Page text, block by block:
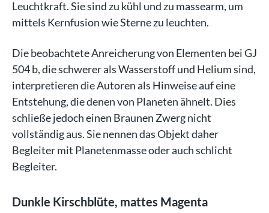
Leuchtkraft. Sie sind zu kühl und zu massearm, um
mittels Kernfusion wie Sterne zu leuchten.
Die beobachtete Anreicherung von Elementen bei GJ
504 b, die schwerer als Wasserstoff und Helium sind,
interpretieren die Autoren als Hinweise auf eine
Entstehung, die denen von Planeten ähnelt. Dies
schließe jedoch einen Braunen Zwerg nicht
vollständig aus. Sie nennen das Objekt daher
Begleiter mit Planetenmasse oder auch schlicht
Begleiter.
Dunkle Kirschblüte, mattes Magenta